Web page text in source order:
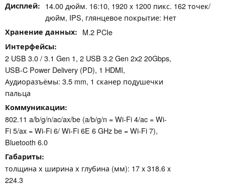
Дисплей
14.00 дюйм. 16:10, 1920 x 1200 пикс. 162 точек/
дюйм, IPS, глянцевое покрытие: Нет
Хранение данных M.2 PCIe
Интерфейсы
2 USB 3.0 / 3.1 Gen 1, 2 USB 3.2 Gen 2x2 20Gbps,
USB-C Power Delivery (PD), 1 HDMI,
Аудиоразъёмы: 3.5 mm, 1 сканер подушечки
пальца
Коммуникации
802.11 a/​b/​g/​n/​ac/​ax/​be (a/b/g/n = Wi-Fi 4/ac = Wi-
Fi 5/ax = Wi-Fi 6/ Wi-Fi 6E 6 GHz be = Wi-Fi 7),
Bluetooth 6.0
Габариты
толщина х ширина х глубина (мм): 17 x 318.6 x
224.3